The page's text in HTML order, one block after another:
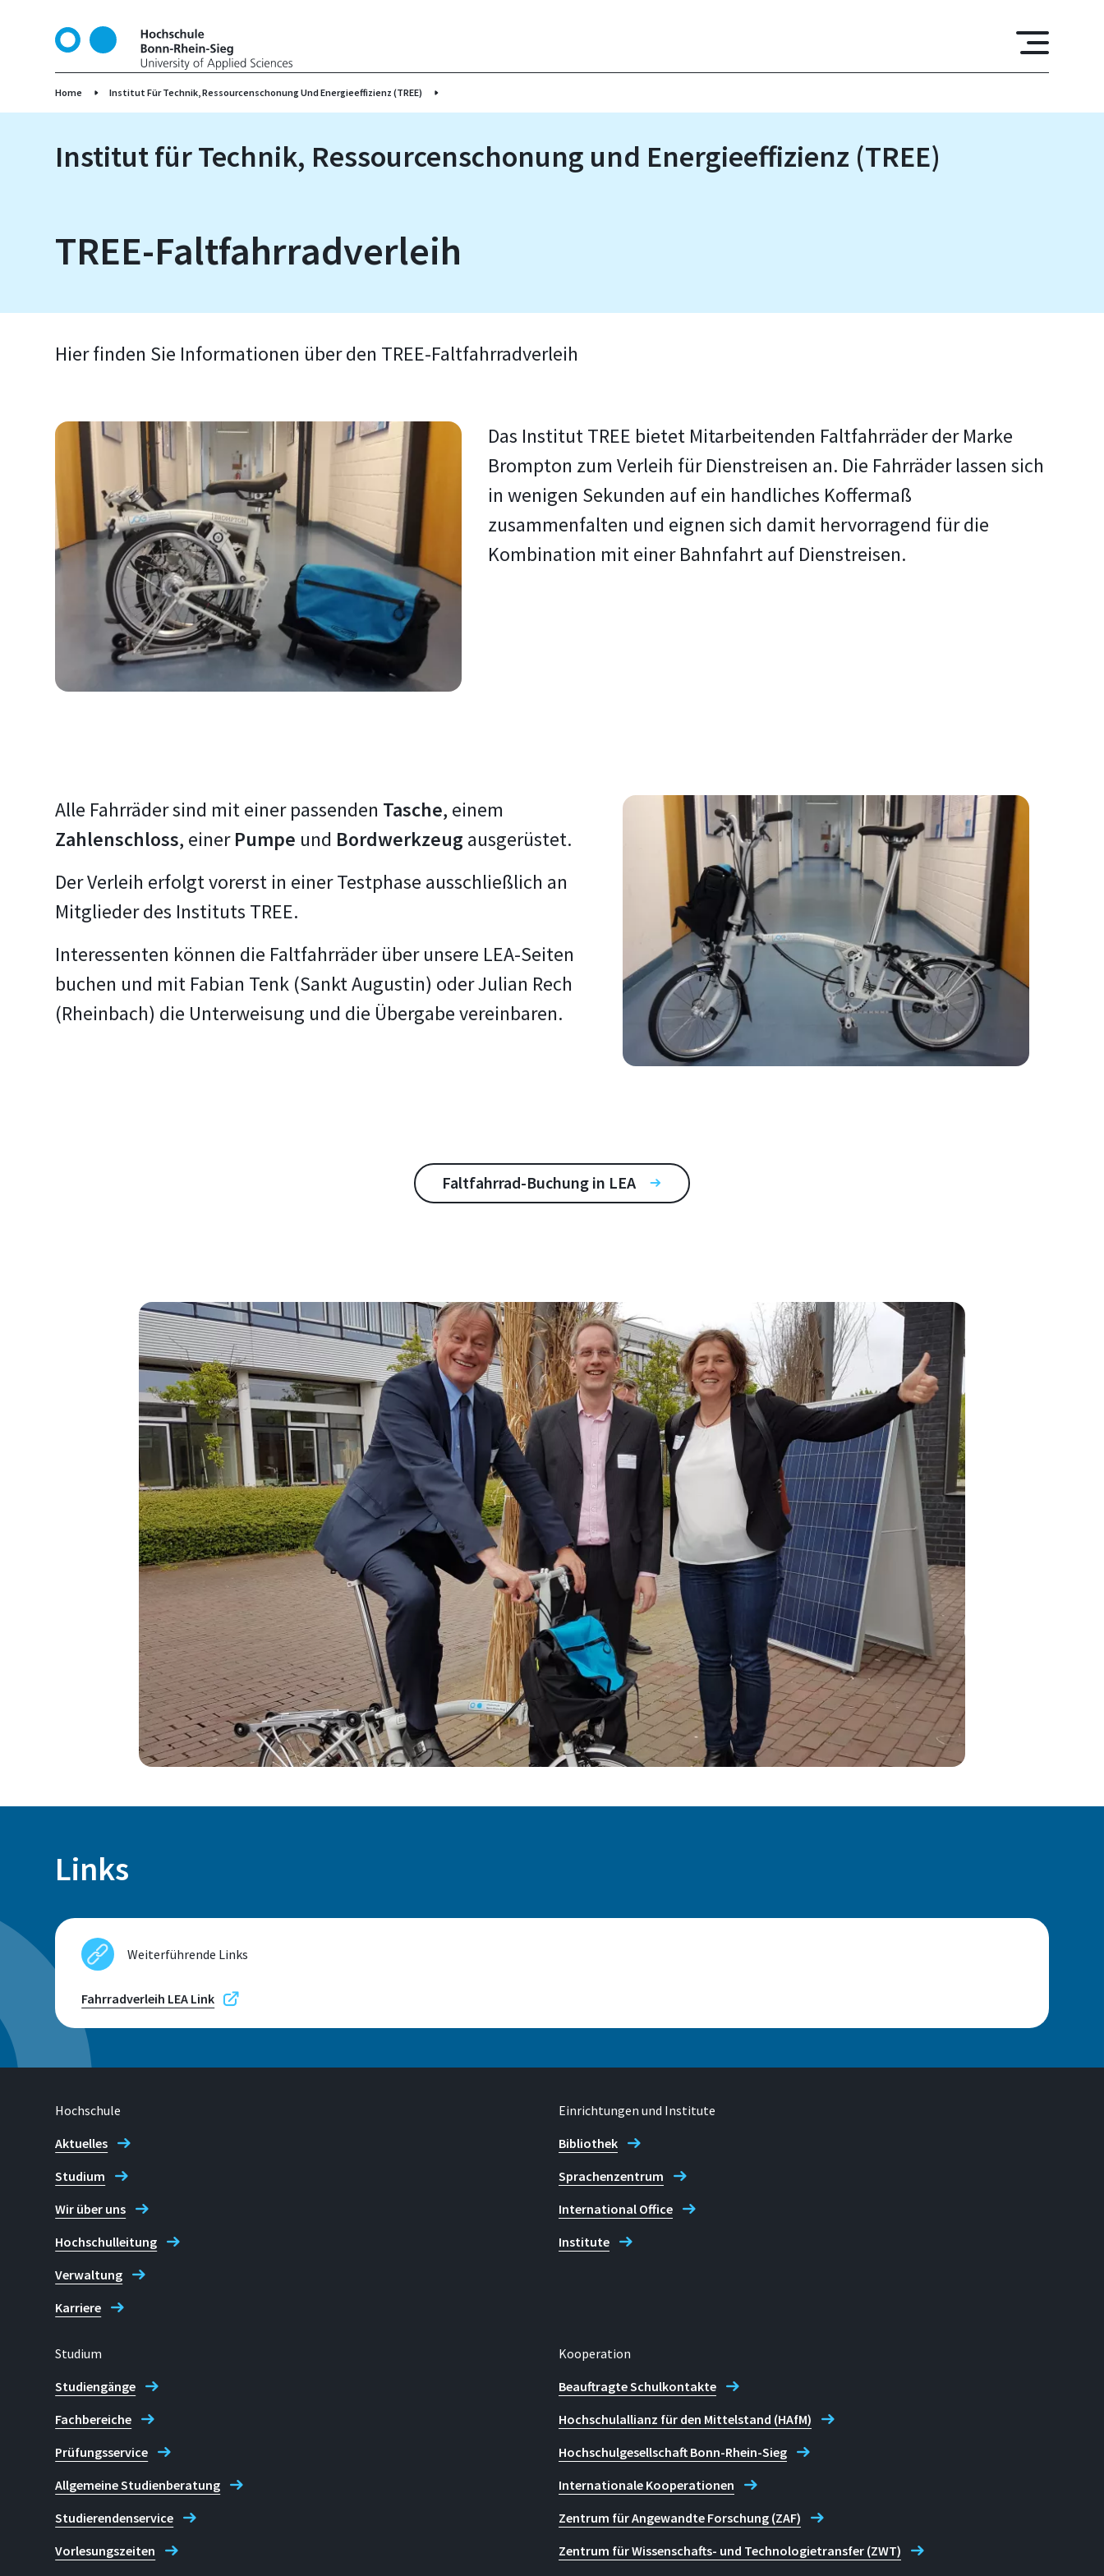
t
Home Institut Für Technik, Ressourcenschonung Und Energieeffizienz (TREE)
Institut für Technik, Ressourcenschonung und Energieeffizienz (TREE)
TREE-Faltfahrradverleih
Hier finden Sie Informationen über den TREE-Faltfahrradverleih
Das Institut TREE bietet Mitarbeitenden Faltfahrräder der Marke
Brompton zum Verleih für Dienstreisen an. Die Fahrräder lassen sich
in wenigen Sekunden auf ein handliches Koffermaß
zusammenfalten und eignen sich damit hervorragend für die
Kombination mit einer Bahnfahrt auf Dienstreisen.
Alle Fahrräder sind mit einer passenden Tasche, einem
Zahlenschloss, einerPumpe und Bordwerkzeug ausgerüstet.
Der Verleih erfolgt vorerst in einer Testphase ausschließlich an
Mitglieder des Instituts TREE.
Interessenten können die Faltfahrräder über unsere LEA-Seiten
buchen und mit Fabian Tenk (Sankt Augustin) oder Julian Rech
(Rheinbach) die Unterweisung und die Übergabe vereinbaren.
Faltfahrrad-Buchung in LEA
Links
Weiterführende Links
Fahrradverleih LEA Link
Hochschule
Aktuelles
Studium
Wir über uns
Hochschulleitung
Verwaltung
Karriere
Einrichtungen und Institute
Bibliothek
Sprachenzentrum
International Office
Institute
Studium
Studiengänge
Fachbereiche
Prüfungsservice
Allgemeine Studienberatung
Studierendenservice
Vorlesungszeiten
Kooperation
Beauftragte Schulkontakte
Hochschulallianz für den Mittelstand (HAfM)
Hochschulgesellschaft Bonn-Rhein-Sieg
Internationale Kooperationen
Zentrum für Angewandte Forschung (ZAF)
Zentrum für Wissenschafts- und Technologietransfer (ZWT)